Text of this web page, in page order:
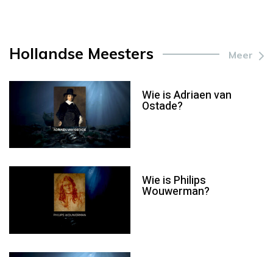
Hollandse Meesters Meer
Wie is Adriaen van
Ostade?
Wie is Philips
Wouwerman?